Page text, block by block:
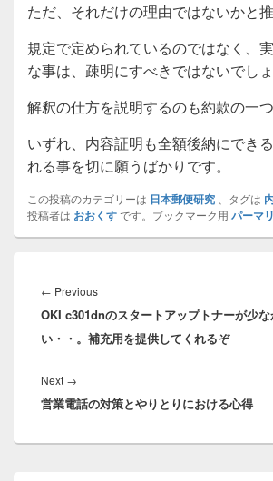
ただ、それだけの理由ではないかと推
規定で定められているのではなく、
な事は、疎明にすべきではないでしょ
解釈の仕方を説明するのも約款の一つ
いずれ、内容証明も全額後納にでき
れる事を切に願うばかりです。
この投稿のカテゴリーは 日本郵便研究 、タグは
投稿者は おおくすです。ブックマーク用 パーマ
稿
ナ
ビ
ゲ
シ
ョ
← PreviousPrevious
post:
OKI c301dnのスタートアップトナーが少
い・・。補充用を提供してくれるぞ
Next →
post:
営業電話の対策とやりとりにおける心得